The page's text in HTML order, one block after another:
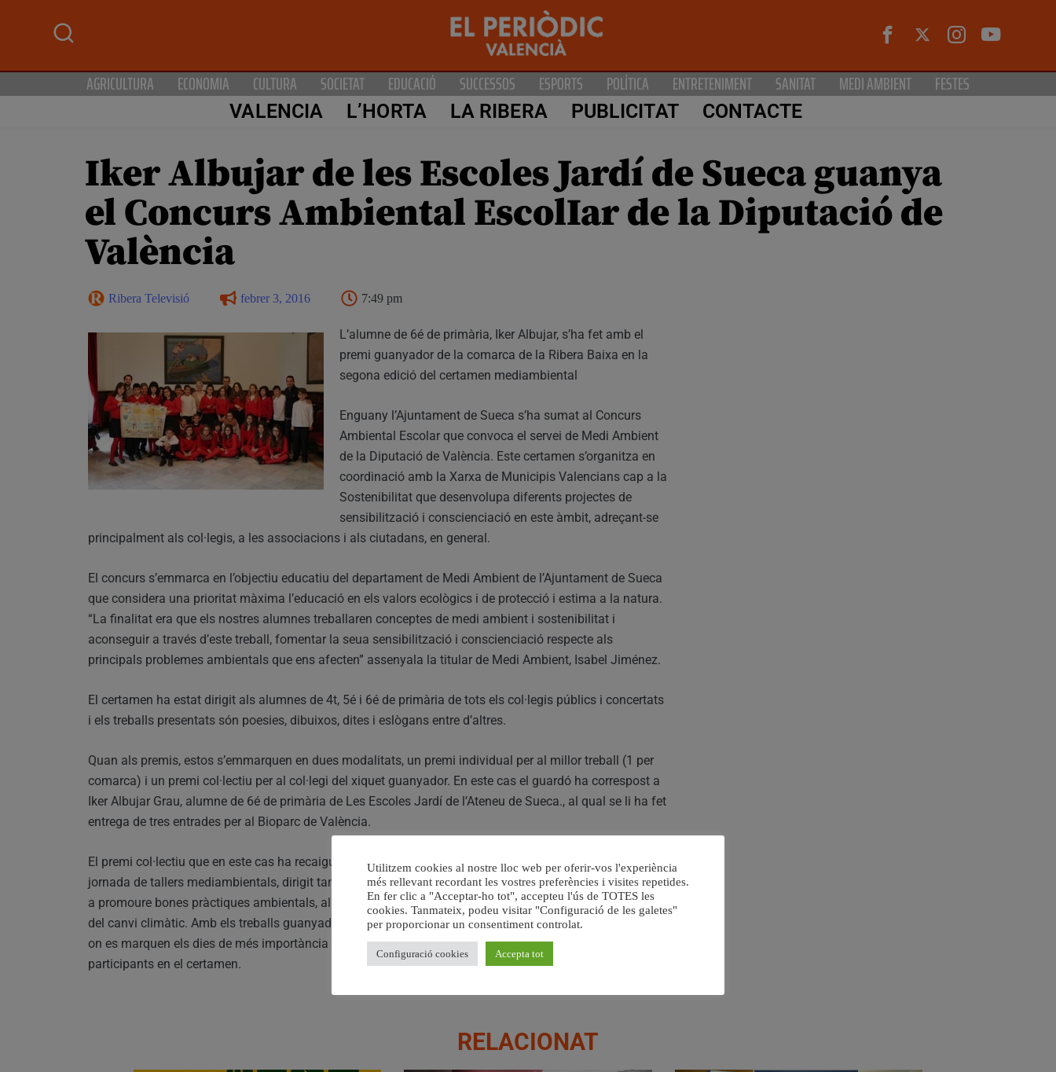
AGRICULTURA ECONOMIA CULTURA SOCIETAT EDUCACIÓ SUCCESSOS ESPORTS POLÍTICA ENTRETENIMENT SANITAT MEDI AMBIENT FESTES
VALENCIA L’HORTA LA RIBERA PUBLICITAT CONTACTE
Iker Albujar de les Escoles Jardí de Sueca guanya
el Concurs Ambiental EscolIar de la Diputació de
València
Ribera Televisió febrer 3, 2016 7:49 pm
L’alumne de 6é de primària, Iker Albujar, s’ha fet amb el
premi guanyador de la comarca de la Ribera Baixa en la
segona edició del certamen mediambiental
Enguany l’Ajuntament de Sueca s’ha sumat al Concurs
Ambiental Escolar que convoca el servei de Medi Ambient
de la Diputació de València. Este certamen s’organitza en
coordinació amb la Xarxa de Municipis Valencians cap a la
Sostenibilitat que desenvolupa diferents projectes de
sensibilització i conscienciació en este àmbit, adreçant-se
principalment als col·legis, a les associacions i als ciutadans, en general.
El concurs s’emmarca en l’objectiu educatiu del departament de Medi Ambient de l’Ajuntament de Sueca
que considera una prioritat màxima l’educació en els valors ecològics i de protecció i estima a la natura.
“La finalitat era que els nostres alumnes treballaren conceptes de medi ambient i sostenibilitat i
aconseguir a través d’este treball, fomentar la seua sensibilització i conscienciació respecte als
principals problemes ambientals que ens afecten” assenyala la titular de Medi Ambient, Isabel Jiménez.
El certamen ha estat dirigit als alumnes de 4t, 5é i 6é de primària de tots els col·legis públics i concertats
i els treballs presentats són poesies, dibuixos, dites i eslògans entre d’altres.
Quan als premis, estos s’emmarquen en dues modalitats, un premi individual per al millor treball (1 per
comarca) i un premi col·lectiu per al col·legi del xiquet guanyador. En este cas el guardó ha correspost a
Iker Albujar Grau, alumne de 6é de primària de Les Escoles Jardí de l’Ateneu de Sueca., al qual se li ha fet
entrega de tres entrades per al Bioparc de València.
El premi col·lectiu que en este cas ha recaigut per tant en les Escoles Jardí de l’Ateneu, consisteix en una
jornada de tallers mediambientals, dirigit també a fomentar actituds responsables amb el nostre entorn, i
a promoure bones pràctiques ambientals, al voltant dels principis de la sostenibilitat i de la problemàtica
del canvi climàtic. Amb els treballs guanyadors de cada comarca s’ha editat a més un calendari mural,
on es marquen els dies de més importància ambiental, que es repartiran entre tots els col·legis de Sueca
participants en el certamen.
RELACIONAT
Utilitzem cookies al nostre lloc web per oferir-vos l'experiència
més rellevant recordant les vostres preferències i visites repetides.
En fer clic a "Acceptar-ho tot", accepteu l'ús de TOTES les
cookies. Tanmateix, podeu visitar "Configuració de les galetes"
per proporcionar un consentiment controlat.
Configuració cookies Accepta tot